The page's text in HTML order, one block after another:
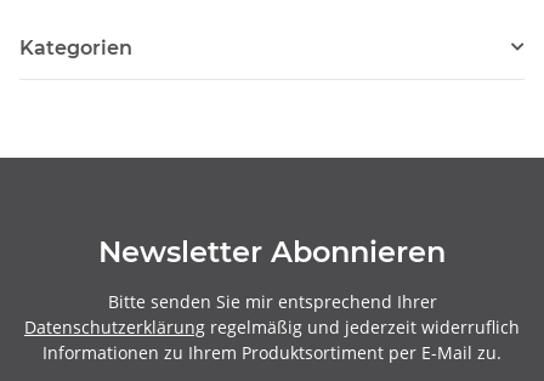
Kategorien
Newsletter Abonnieren
Bitte senden Sie mir entsprechend Ihrer
Datenschutzerklärung regelmäßig und jederzeit widerruflich
Informationen zu Ihrem Produktsortiment per E-Mail zu.